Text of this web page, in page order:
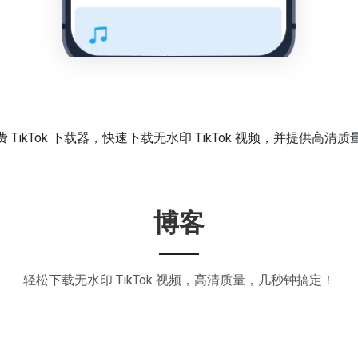
TikTok 下载器，快速下载无水印 TikTok 视频，并提供高清质
博客
轻松下载无水印 TikTok 视频，高清质量，几秒钟搞定！